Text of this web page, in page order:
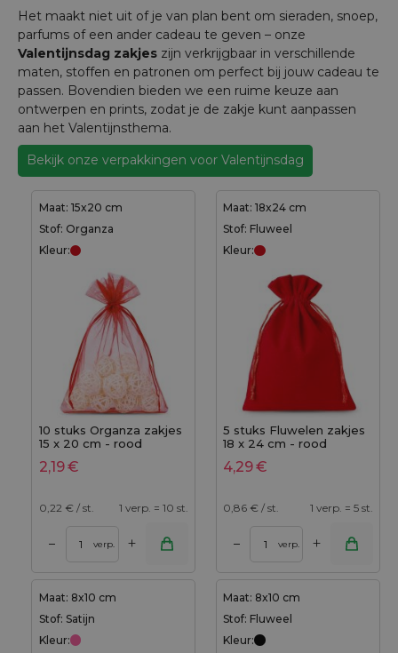
Het maakt niet uit of je van plan bent om sieraden, snoep,
parfums of een ander cadeau te geven – onze
Valentijnsdag zakjes zijn verkrijgbaar in verschillende
maten, stoffen en patronen om perfect bij jouw cadeau te
passen. Bovendien bieden we een ruime keuze aan
ontwerpen en prints, zodat je de zakje kunt aanpassen
aan het Valentijnsthema.
Bekijk onze verpakkingen voor Valentijnsdag
Maat: 15x20 cm
Stof: Organza
Kleur:
10 stuks Organza zakjes
15 x 20 cm - rood
2,19€
0,22 € / st. 1 verp. = 10 st.
– verp. +
Maat: 18x24 cm
Stof: Fluweel
Kleur:
5 stuks Fluwelen zakjes
18 x 24 cm - rood
4,29€
0,86 € / st. 1 verp. = 5 st.
– verp. +
Maat: 8x10 cm
Stof: Satijn
Kleur:
Maat: 8x10 cm
Stof: Fluweel
Kleur: